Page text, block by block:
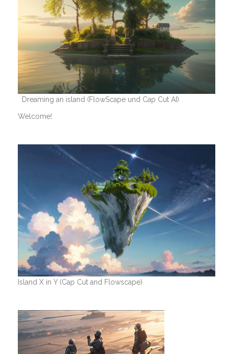
Dreaming an island (FlowScape und Cap Cut AI)
Welcome!
Island X in Y (Cap Cut and Flowscape)